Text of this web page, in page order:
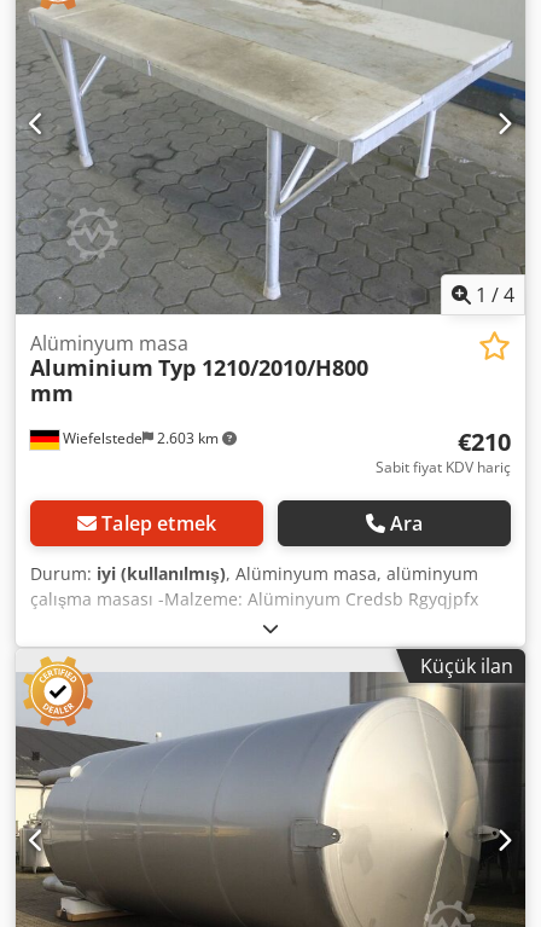
1 /4
Wiefelstede 2.603 km
Alüminyum masa
Aluminium Typ 1210/2010/H800
mm
€210
Sabit fiyat KDV hariç
Talep etmek Ara
Durum: iyi (kullanılmış), Alüminyum masa, alüminyum
çalışma masası -Malzeme: Alüminyum Credsb Rgyqjpfx
Anuof -1x taban rafı -2x plastik çalışma tablası -Ölçüler:
1210/2010/H800 mm -Ağırlık: 70 kg
Küçük ilan